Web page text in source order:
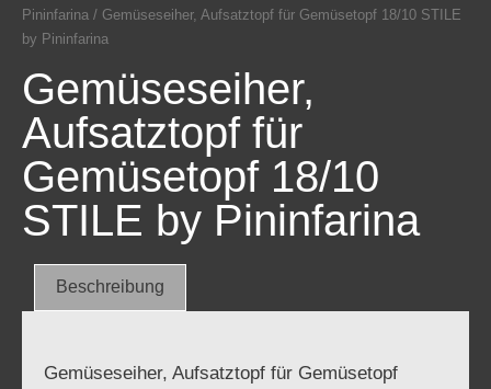
Pininfarina / Gemüseseiher, Aufsatztopf für Gemüsetopf 18/10 STILE
by Pininfarina
Gemüseseiher,
Aufsatztopf für
Gemüsetopf 18/10
STILE by Pininfarina
Beschreibung
Gemüseseiher, Aufsatztopf für Gemüsetopf